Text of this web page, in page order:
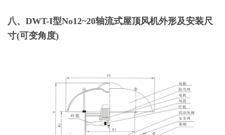
八、DWT-I型No12~20轴流式屋顶风机外形及安装尺
寸(可变角度)